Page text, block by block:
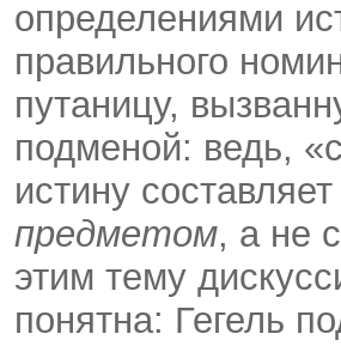
определениями
правильного
путаницу,
подменой: ведь,
истину
предметом, а не с
этим тему
понятна: Гегель